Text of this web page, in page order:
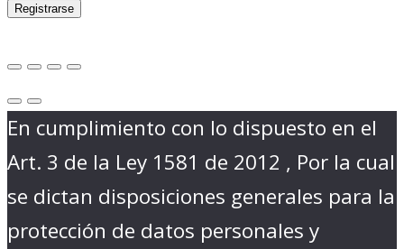
Registrarse
En cumplimiento con lo dispuesto en el
Art. 3 de la Ley 1581 de 2012 , Por la cual
se dictan disposiciones generales para la
protección de datos personales y